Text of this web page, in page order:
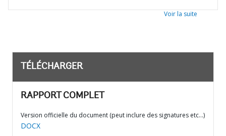
Voir la suite
TÉLÉCHARGER
RAPPORT COMPLET
Version officielle du document (peut inclure des signatures etc…)
DOCX